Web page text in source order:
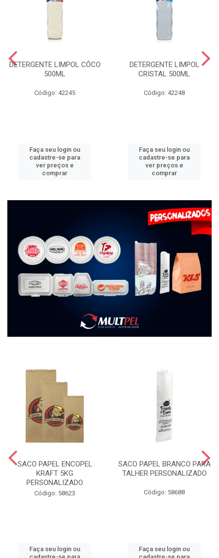
DETERGENTE LIMPOL CÔCO
500ML
Código: 42245
Faça seu login ou
cadastre-se para
ver preços e
comprar
DETERGENTE LIMPOL
CRISTAL 500ML
Código: 42248
Faça seu login ou
cadastre-se para
ver preços e
comprar
SACO PAPEL ENCOPEL
KRAFT 5KG
PERSONALIZADO
Código: 58623
Faça seu login ou
SACO PAPEL BRANCO PARA
TALHER PERSONALIZADO
Código: 58688
Faça seu login ou